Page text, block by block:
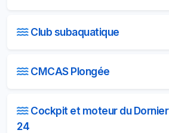
Club subaquatique
CMCAS Plongée
Cockpit et moteur du Dornier
24